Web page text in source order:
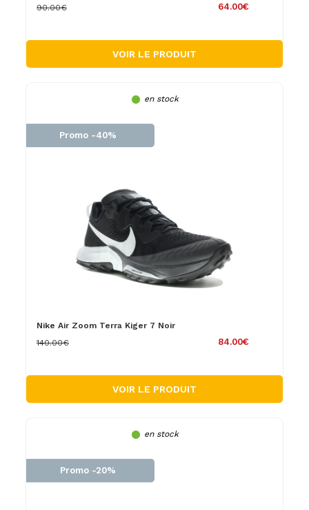
64.00€
90.00€
VOIR LE PRODUIT
en stock
Promo -40%
Nike Air Zoom Terra Kiger 7 Noir
84.00€
140.00€
VOIR LE PRODUIT
en stock
Promo -20%